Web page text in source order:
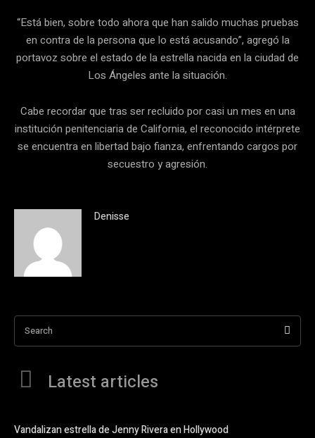
“Está bien, sobre todo ahora que han salido muchas pruebas
en contra de la persona que lo está acusando”, agregó la
portavoz sobre el estado de la estrella nacida en la ciudad de
Los Ángeles ante la situación.
Cabe recordar que tras ser recluido por casi un mes en una
institución penitenciaria de California, el reconocido intérprete
se encuentra en libertad bajo fianza, enfrentando cargos por
secuestro y agresión.
Denisse
Search
Latest articles
Vandalizan estrella de Jenny Rivera en Hollywood